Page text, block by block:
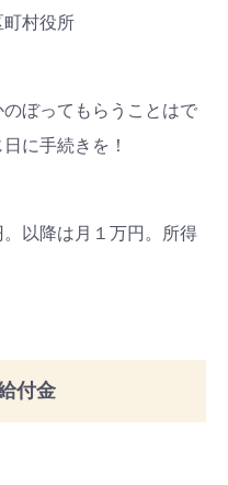
町村役所
ぼってもらうことはで
に手続きを！
以降は月 １ 万円。所得
付金